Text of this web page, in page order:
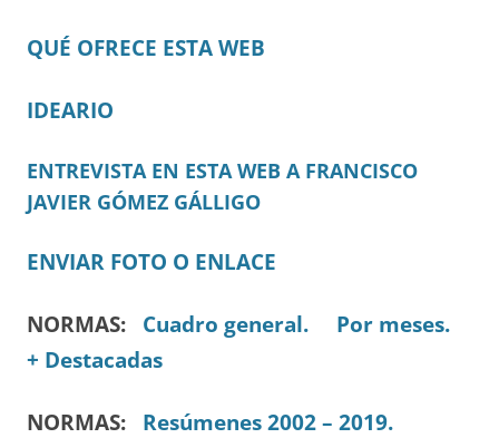
QUÉ OFRECE ESTA WEB
IDEARIO
ENTREVISTA EN ESTA WEB A FRANCISCO
JAVIER GÓMEZ GÁLLIGO
ENVIAR FOTO O ENLACE
NORMAS: Cuadro general.
Por meses.
+ Destacadas
NORMAS: Resúmenes 2002 – 2019.